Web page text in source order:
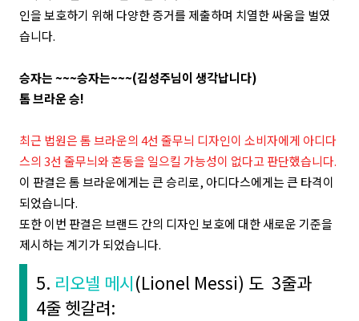
인을 보호하기 위해 다양한 증거를 제출하며 치열한 싸움을 벌였
습니다.
승자는 ~~~승자는~~~(김성주님이 생각납니다)
톰 브라운 승!
최근 법원은 톰 브라운의 4선 줄무늬 디자인이 소비자에게 아디다
스의 3선 줄무늬와 혼동을 일으킬 가능성이 없다고 판단했습니다.
이 판결은 톰 브라운에게는 큰 승리로, 아디다스에게는 큰 타격이
되었습니다.
또한 이번 판결은 브랜드 간의 디자인 보호에 대한 새로운 기준을
제시하는 계기가 되었습니다.
5. 리오넬 메시(Lionel Messi) 도 3줄과
4줄 헷갈려: